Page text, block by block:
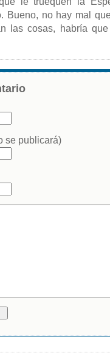
Bueno, no hay mal
las cosas, habría
se publicará)